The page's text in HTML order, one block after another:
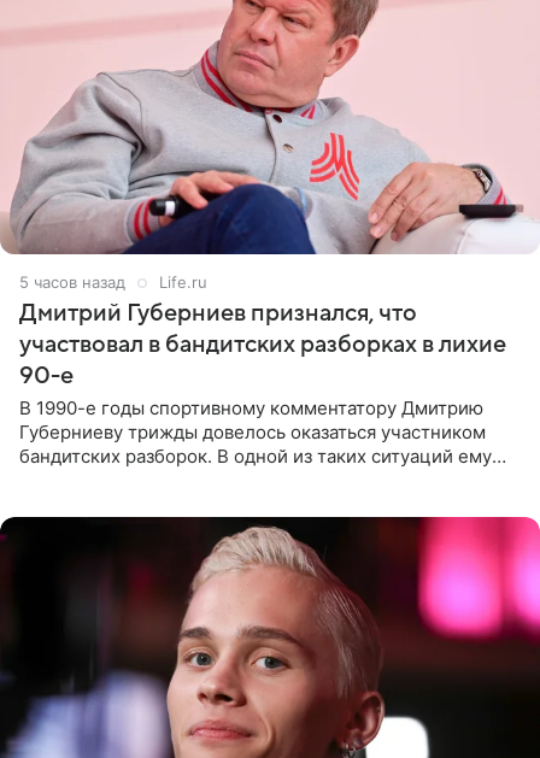
5 часов назад Life.ru
Дмитрий Губерниев признался, что
участвовал в бандитских разборках в лихие
90-е
В 1990-е годы спортивному комментатору Дмитрию
Губерниеву трижды довелось оказаться участником
бандитских разборок. В одной из таких ситуаций ему